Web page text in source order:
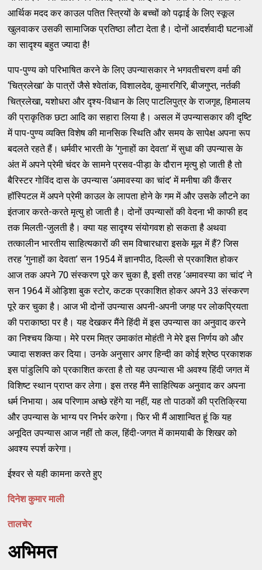
आर्थिक मदद कर काउल पतित स्त्रियों के बच्चों को पढ़ाई के लिए स्कूल
खुलवाकर उसकी सामाजिक प्रतिष्ठा लौटा देता है। दोनों आदर्शवादी घटनाओं
का सादृश्य बहुत ज्यादा है!
पाप-पुण्य को परिभाषित करने के लिए उपन्यासकार ने भगवतीचरण वर्मा की
‘चित्रलेखा’ के पात्रों जैसे श्वेतांक, विशालदेव, कुमारगिरि, बीजगुप्त, नर्तकी
चित्रलेखा, यशोधरा और दृश्य-विधान के लिए पाटलिपुत्र के राजगृह, हिमालय
की प्राकृतिक छटा आदि का सहारा लिया है। असल में उपन्यासकार की दृष्टि
में पाप-पुण्य व्यक्ति विशेष की मानसिक स्थिति और समय के सापेक्ष अपना रूप
बदलते रहते हैं। धर्मवीर भारती के ‘गुनाहों का देवता’ में सुधा की उपन्यास के
अंत में अपने प्रेमी चंदर के सामने प्रसव-पीड़ा के दौरान मृत्यु हो जाती है तो
बैरिस्टर गोविंद दास के उपन्यास ‘अमावस्या का चांद’ में मनीषा की कैंसर
हॉस्पिटल में अपने प्रेमी काउल के लापता होने के गम में और उसके लौटने का
इंतजार करते-करते मृत्यु हो जाती है। दोनों उपन्यासों की वेदना भी काफी हद
तक मिलती-जुलती है। क्या यह सादृश्य संयोगवश हो सकता है अथवा
तत्कालीन भारतीय साहित्यकारों की सम विचारधारा इसके मूल में हैं? जिस
तरह ‘गुनाहों का देवता’ सन 1954 में ज्ञानपीठ, दिल्ली से प्रकाशित होकर
आज तक अपने 70 संस्करण पूरे कर चुका है, इसी तरह ‘अमावस्या का चांद’ ने
सन 1964 में ओड़िशा बुक स्टोर, कटक प्रकाशित होकर अपने 33 संस्करण
पूरे कर चुका है। आज भी दोनों उपन्यास अपनी-अपनी जगह पर लोकप्रियता
की पराकाष्ठा पर है। यह देखकर मैंने हिंदी में इस उपन्यास का अनुवाद करने
का निश्चय किया। मेरे परम मित्र उमाकांत मोहंती ने मेरे इस निर्णय को और
ज्यादा सशक्त कर दिया। उनके अनुसार अगर हिन्दी का कोई श्रेष्ठ प्रकाशक
इस पांडुलिपि को प्रकाशित करता है तो यह उपन्यास भी अवश्य हिंदी जगत में
विशिष्ट स्थान प्राप्त कर लेगा। इस तरह मैंने साहित्यिक अनुवाद कर अपना
धर्म निभाया। अब परिणाम अच्छे रहेंगे या नहीं, यह तो पाठकों की प्रतिक्रिया
और उपन्यास के भाग्य पर निर्भर करेगा। फिर भी मैं आशान्वित हूं कि यह
अनूदित उपन्यास आज नहीं तो कल, हिंदी-जगत में कामयाबी के शिखर को
अवश्य स्पर्श करेगा।
ईश्वर से यही कामना करते हुए
दिनेश कुमार माली
तालचेर
अभिमत